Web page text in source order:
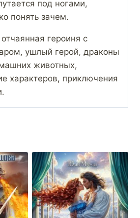
под ногами,
понять зачем.
героиня с
ушлый герой, драконы
животных,
характеров, приключения